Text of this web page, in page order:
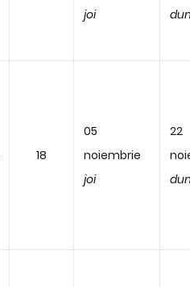
joi
18
05
noiembrie
joi
22